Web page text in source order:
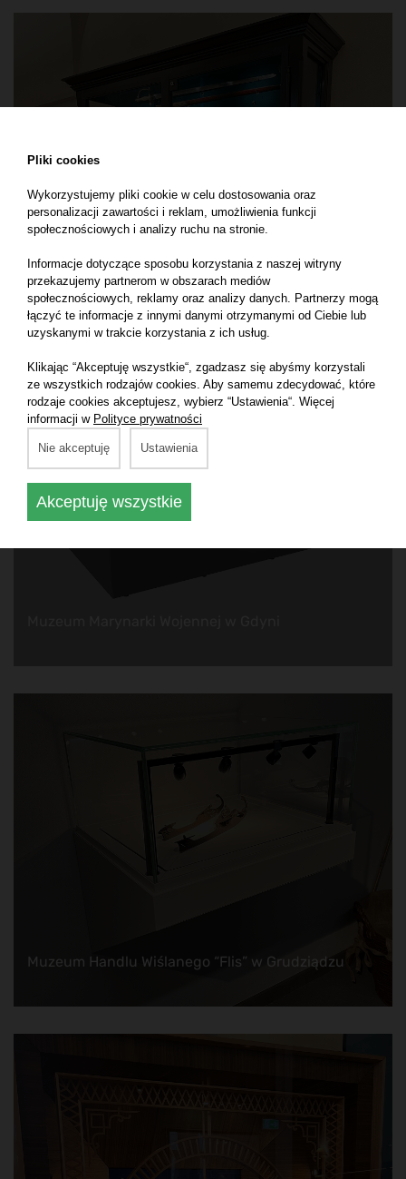
Muzeum Narodowe w Krakowie Muzeum Książąt
Czartoryskich - Klasztorek
Muzeum Handlu Wiślanego “Flis” w Grudziądzu
Pliki cookies
Wykorzystujemy pliki cookie w celu dostosowania oraz
personalizacji zawartości i reklam, umożliwienia funkcji
społecznościowych i analizy ruchu na stronie.
Informacje dotyczące sposobu korzystania z naszej witryny
przekazujemy partnerom w obszarach mediów
społecznościowych, reklamy oraz analizy danych. Partnerzy mogą
łączyć te informacje z innymi danymi otrzymanymi od Ciebie lub
uzyskanymi w trakcie korzystania z ich usług.
Klikając “Akceptuję wszystkie“, zgadzasz się abyśmy korzystali
ze wszystkich rodzajów cookies. Aby samemu zdecydować, które
rodzaje cookies akceptujesz, wybierz “Ustawienia“. Więcej
informacji w Polityce prywatności
Nie akceptuję Ustawienia
Akceptuję wszystkie